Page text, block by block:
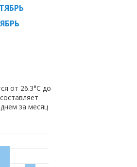
от 26.3°C до
за месяц